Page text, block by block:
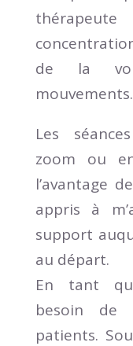
de la
Les
zoom ou
l’avantage
appris à
support
au départ.
En tant
besoin de
patients.